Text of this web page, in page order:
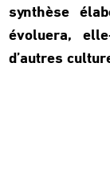
synthèse
évoluera,
d’autres